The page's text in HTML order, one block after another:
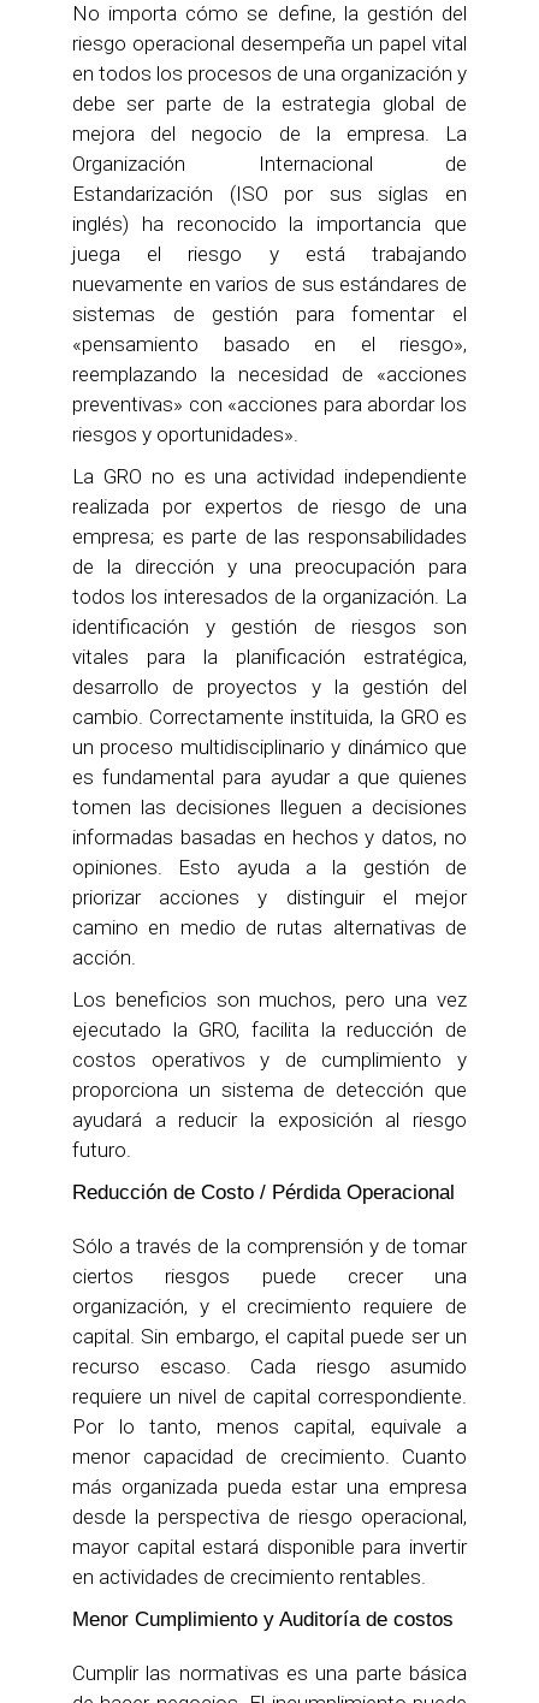
No importa cómo se define, la gestión del
riesgo operacional desempeña un papel vital
en todos los procesos de una organización y
debe ser parte de la estrategia global de
mejora del negocio de la empresa. La
Organización Internacional de
Estandarización (ISO por sus siglas en
inglés) ha reconocido la importancia que
juega el riesgo y está trabajando
nuevamente en varios de sus estándares de
sistemas de gestión para fomentar el
«pensamiento basado en el riesgo»,
reemplazando la necesidad de «acciones
preventivas» con «acciones para abordar los
riesgos y oportunidades».
La GRO no es una actividad independiente
realizada por expertos de riesgo de una
empresa; es parte de las responsabilidades
de la dirección y una preocupación para
todos los interesados de la organización. La
identificación y gestión de riesgos son
vitales para la planificación estratégica,
desarrollo de proyectos y la gestión del
cambio. Correctamente instituida, la GRO es
un proceso multidisciplinario y dinámico que
es fundamental para ayudar a que quienes
tomen las decisiones lleguen a decisiones
informadas basadas en hechos y datos, no
opiniones. Esto ayuda a la gestión de
priorizar acciones y distinguir el mejor
camino en medio de rutas alternativas de
acción.
Los beneficios son muchos, pero una vez
ejecutado la GRO, facilita la reducción de
costos operativos y de cumplimiento y
proporciona un sistema de detección que
ayudará a reducir la exposición al riesgo
futuro.
Reducción de Costo / Pérdida Operacional
Sólo a través de la comprensión y de tomar
ciertos riesgos puede crecer una
organización, y el crecimiento requiere de
capital. Sin embargo, el capital puede ser un
recurso escaso. Cada riesgo asumido
requiere un nivel de capital correspondiente.
Por lo tanto, menos capital, equivale a
menor capacidad de crecimiento. Cuanto
más organizada pueda estar una empresa
desde la perspectiva de riesgo operacional,
mayor capital estará disponible para invertir
en actividades de crecimiento rentables.
Menor Cumplimiento y Auditoría de costos
Cumplir las normativas es una parte básica